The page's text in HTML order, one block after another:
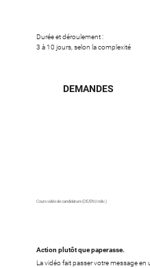
Durée et déroulement :
3 à 10 jours, selon la complexité
DEMANDES
Cours vidéo de candidature (DE/EN | Indiv.)
Action plutôt que paperasse.
La vidéo fait passer votre message